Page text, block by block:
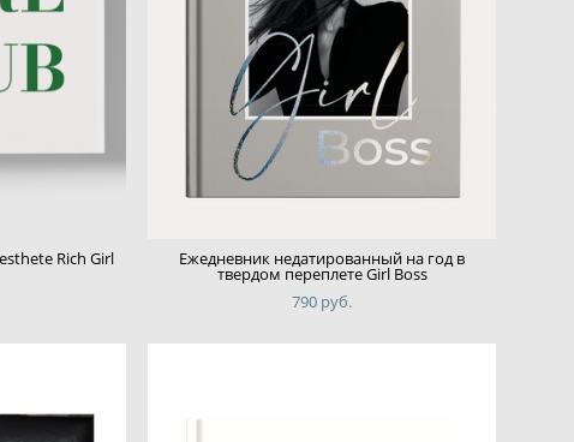
Rich Girl Ежедневник недатированный на год в
твердом переплете Girl Boss
790 pуб.